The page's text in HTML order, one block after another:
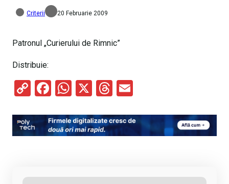
Criterii 20 Februarie 2009
Patronul „Curierului de Rimnic”
Distribuie:
C
py
Li
F
ce
b
W
at
s
X
T
e
a
ail